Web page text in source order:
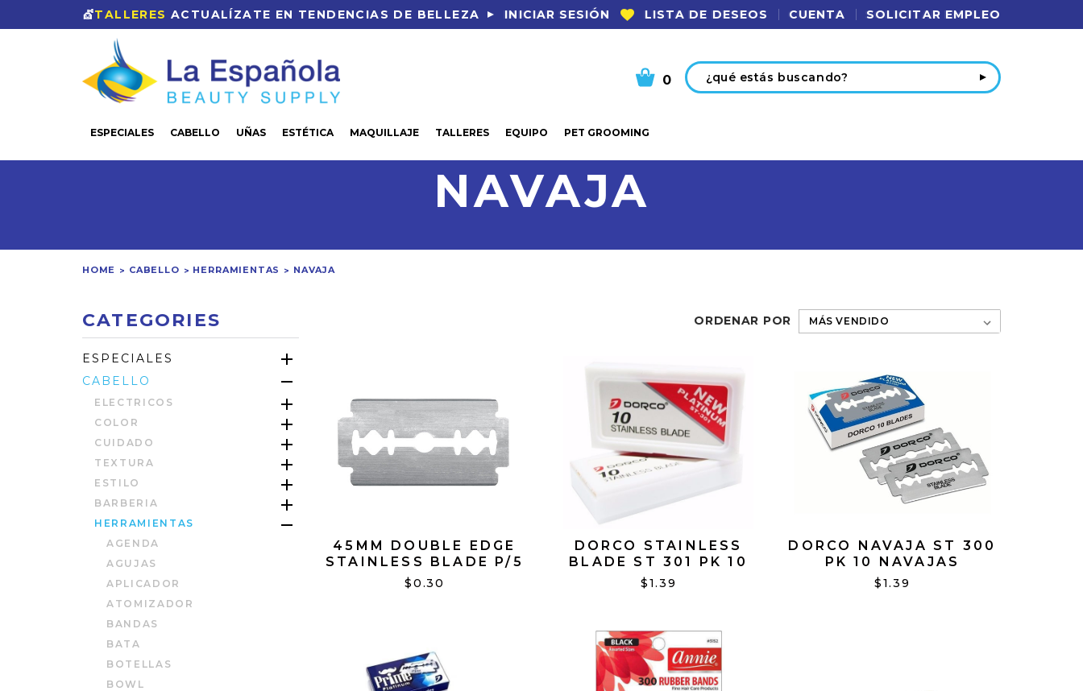
💇TALLERES ACTUALÍZATE EN TENDENCIAS DE BELLEZA INICIAR SESIÓN LISTA DE DESEOS CUENTA SOLICITAR EMPLEO
Buscar
0
ESPECIALES CABELLO UÑAS ESTÉTICA MAQUILLAJE TALLERES EQUIPO PET GROOMING
NAVAJA
HOME CABELLO HERRAMIENTAS NAVAJA
CATEGORIES
ESPECIALES
CABELLO
ELECTRICOS
COLOR
CUIDADO
TEXTURA
ESTILO
BARBERIA
HERRAMIENTAS
AGENDA
AGUJAS
APLICADOR
ATOMIZADOR
BANDAS
BATA
BOTELLAS
BOWL
ORDENAR POR
45MM DOUBLE EDGE
STAINLESS BLADE P/5
$0.30
DORCO STAINLESS
BLADE ST 301 PK 10
NAVAJAS
$1.39
DORCO NAVAJA ST 300
PK 10 NAVAJAS
$1.39